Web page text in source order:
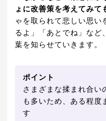
ょに改善策を考えてみて
ゃを取られて悲しい思い
るよ」「あとでね」など
葉を知らせていきます。
ポイント
さまざまな揉まれ合い
も多いため、ある程度
す